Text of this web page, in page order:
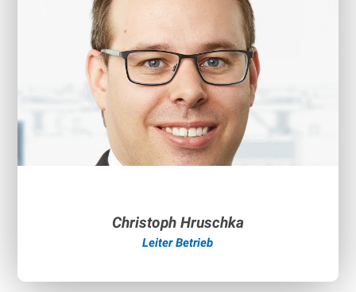
Christoph Hruschka
Leiter Betrieb